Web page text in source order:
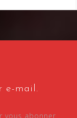
e-mail.
vous abonner